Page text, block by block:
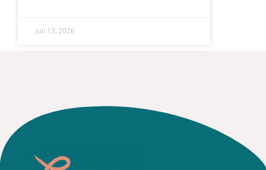
juli 13, 2026